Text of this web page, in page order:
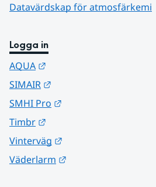
Datavärdskap för atmosfärkemi
Logga in
AQUA
SIMAIR
SMHI Pro
Timbr
Vinterväg
Väderlarm